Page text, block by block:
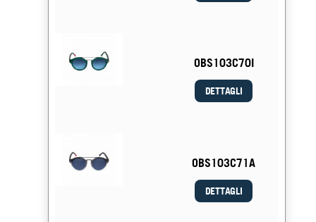
OBS103C70I
DETTAGLI
OBS103C71A
DETTAGLI